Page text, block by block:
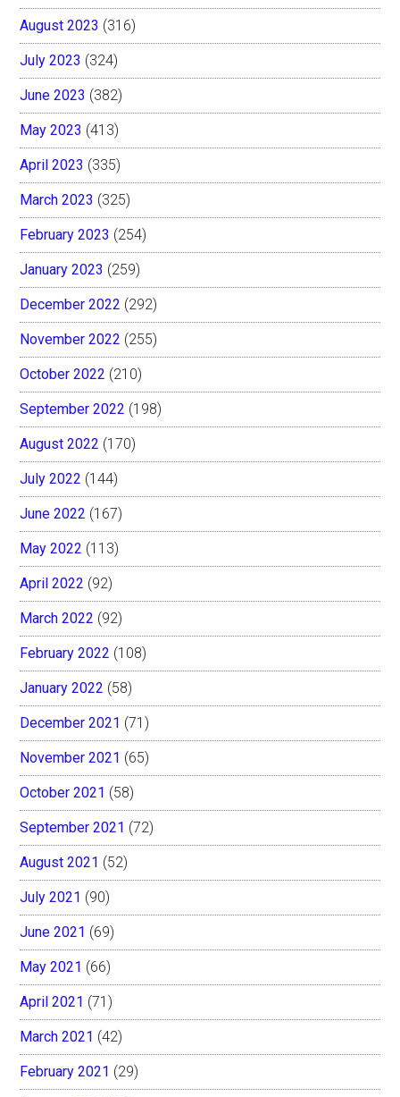
August 2023 (316)
July 2023 (324)
June 2023 (382)
May 2023 (413)
April 2023 (335)
March 2023 (325)
February 2023 (254)
January 2023 (259)
December 2022 (292)
November 2022 (255)
October 2022 (210)
September 2022 (198)
August 2022 (170)
July 2022 (144)
June 2022 (167)
May 2022 (113)
April 2022 (92)
March 2022 (92)
February 2022 (108)
January 2022 (58)
December 2021 (71)
November 2021 (65)
October 2021 (58)
September 2021 (72)
August 2021 (52)
July 2021 (90)
June 2021 (69)
May 2021 (66)
April 2021 (71)
March 2021 (42)
February 2021 (29)